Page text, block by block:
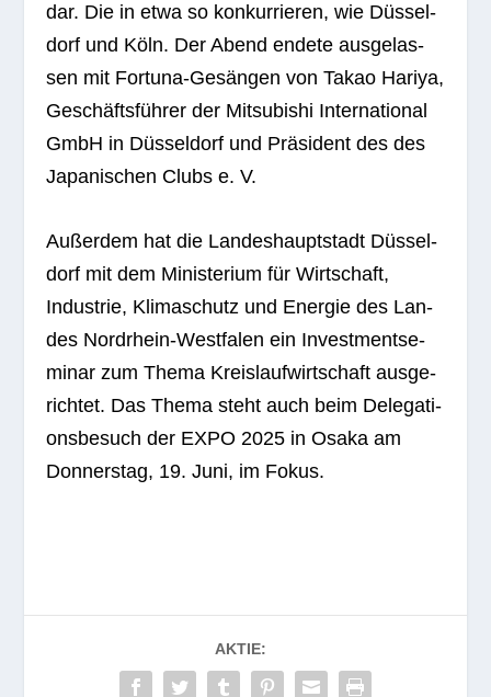
dar. Die in etwa so kon­kur­rie­ren, wie Düs­sel­
dorf und Köln. Der Abend endete aus­ge­las­
sen mit For­tuna-Gesän­gen von Takao Hariya,
Geschäfts­füh­rer der Mitsu­bi­shi Inter­na­tio­nal
GmbH in Düs­sel­dorf und Prä­si­dent des des
Japa­ni­schen Clubs e. V.
Außer­dem hat die Lan­des­haupt­stadt Düs­sel­
dorf mit dem Minis­te­rium für Wirt­schaft,
Indus­trie, Kli­ma­schutz und Ener­gie des Lan­
des Nord­rhein-West­fa­len ein Invest­ment­se­
mi­nar zum Thema Kreis­lauf­wirt­schaft aus­ge­
rich­tet. Das Thema steht auch beim Dele­ga­ti­
ons­be­such der EXPO 2025 in Osaka am
Don­ners­tag, 19. Juni, im Fokus.
AKTIE: